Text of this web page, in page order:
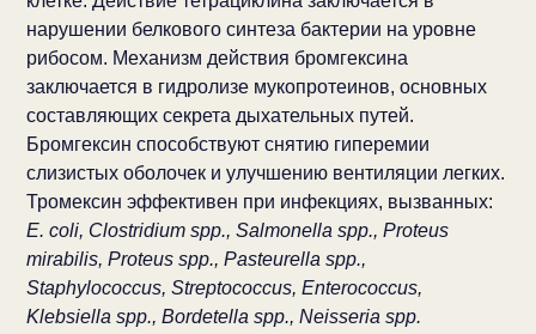
нарушении белкового синтеза бактерии на уровне
рибосом. Механизм действия бромгексина
заключается в гидролизе мукопротеинов, основных
составляющих секрета дыхательных путей.
Бромгексин способствуют снятию гиперемии
слизистых оболочек и улучшению вентиляции легких.
Тромексин эффективен при инфекциях, вызванных:
E. coli, Clostridium spp., Salmonella spp., Proteus
mirabilis, Proteus spp., Pasteurella spp.,
Staphylococcus, Streptococcus, Enterococcus,
Klebsiella spp., Bordetella spp., Neisseria spp.